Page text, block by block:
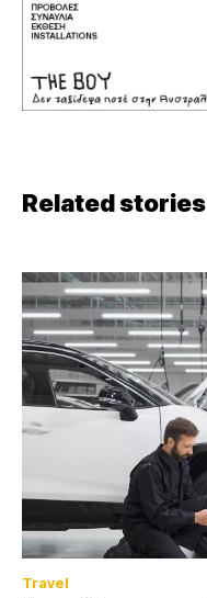
Related stories
Travel